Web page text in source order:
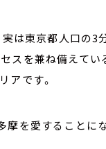
実は東京都人口の
スを兼ね備えてい
アです。
を愛することに